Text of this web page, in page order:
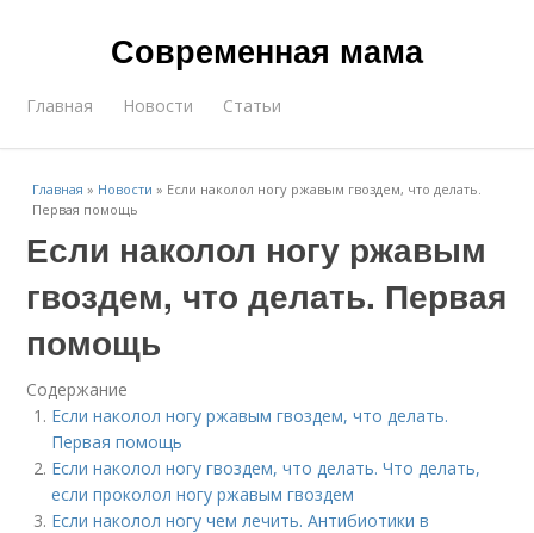
Современная мама
Главная Новости Статьи
Главная » Новости » Если наколол ногу ржавым гвоздем, что делать.
Первая помощь
Если наколол ногу ржавым
гвоздем, что делать. Первая
помощь
Содержание
Если наколол ногу ржавым гвоздем, что делать.
Первая помощь
Если наколол ногу гвоздем, что делать. Что делать,
если проколол ногу ржавым гвоздем
Если наколол ногу чем лечить. Антибиотики в